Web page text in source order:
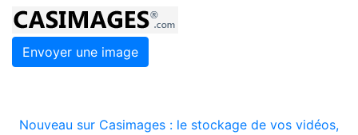
Envoyer une image
Nouveau sur Casimages : le stockage de vos vidéos,